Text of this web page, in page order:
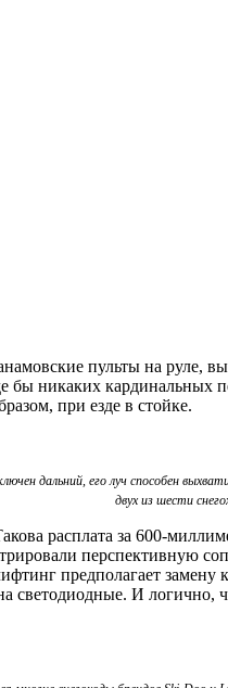
пульты на
бы никаких
при езде в стойке.
дальний, его луч способен
двух из шести
расплата за
перспективную
предполагает
И логично,